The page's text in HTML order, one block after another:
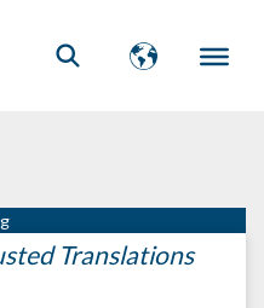
Translations